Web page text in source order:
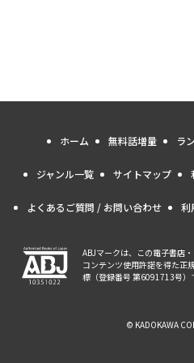
ホーム 無料話増量 ラ
ジャンル一覧 サイトマップ
よくあるご質問 / お問い合わせ 利
ABJマークは、この電子書店
コンテンツ使用許諾を得た正
標（登録番号 第6091713号）
© KADOKAWA